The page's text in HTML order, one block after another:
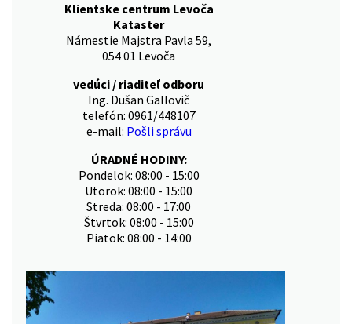
Klientske centrum Levoča
Kataster
Námestie Majstra Pavla 59,
054 01 Levoča
vedúci / riaditeľ odboru
Ing. Dušan Gallovič
telefón: 0961/448107
e-mail: Pošli správu
ÚRADNÉ HODINY:
Pondelok: 08:00 - 15:00
Utorok: 08:00 - 15:00
Streda: 08:00 - 17:00
Štvrtok: 08:00 - 15:00
Piatok: 08:00 - 14:00